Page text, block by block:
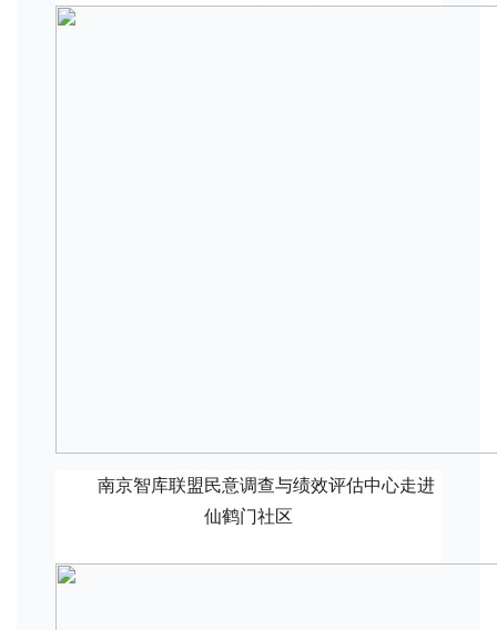
南京智库联盟民意调查与绩效评估中心走进
仙鹤门社区